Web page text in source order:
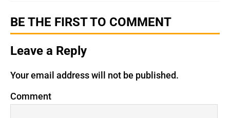
BE THE FIRST TO COMMENT
Leave a Reply
Your email address will not be published.
Comment